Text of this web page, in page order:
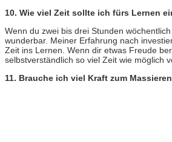
10. Wie viel Zeit sollte ich fürs Lernen
Wenn du zwei bis drei Stunden
wunderbar. Meiner Erfahrung nach
Zeit ins Lernen. Wenn dir etwas Freude
selbstverständlich so viel Zeit wie möglich
11. Brauche ich viel Kraft zum